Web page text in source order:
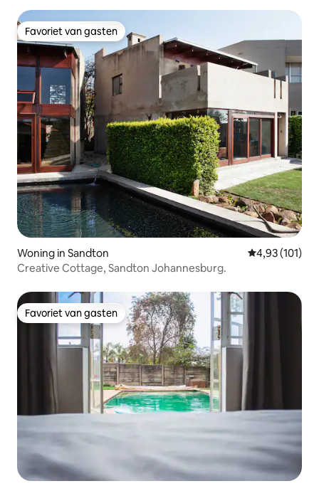
Favoriet van gasten
Favoriet van gasten
Woning in Sandton Gemiddelde
4,93 (101)
Creative Cottage, Sandton Johannesburg.
Favoriet van gasten
Favoriet van gasten